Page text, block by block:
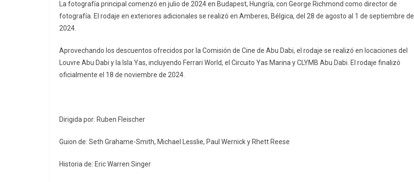
La fotografía principal comenzó en julio de 2024 en Budapest, Hungría, con George Richmond como director de
fotografía. El rodaje en exteriores adicionales se realizó en Amberes, Bélgica, del 28 de agosto al 1 de septiembre de
2024.
Aprovechando los descuentos ofrecidos por la Comisión de Cine de Abu Dabi, el rodaje se realizó en locaciones del
Louvre Abu Dabi y la Isla Yas, incluyendo Ferrari World, el Circuito Yas Marina y CLYMB Abu Dabi. El rodaje finalizó
oficialmente el 18 de noviembre de 2024.
Dirigida por: Ruben Fleischer
Guion de: Seth Grahame-Smith, Michael Lesslie, Paul Wernick y Rhett Reese
Historia de: Eric Warren Singer